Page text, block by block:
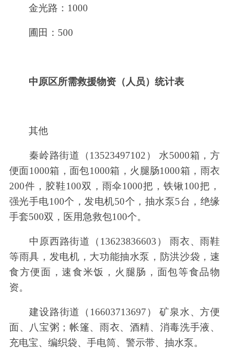
金光路：1000
圃田：500
中原区所需救援物资（人员）统计表
其他
秦岭路街道（13523497102） 水5000箱，方
便面1000箱，面包1000箱，火腿肠1000箱，雨衣
200件，胶鞋100双，雨伞1000把，铁锹100把，
强光手电100个，发电机50个，抽水泵5台，绝缘
手套500双，医用急救包100个。
中原西路街道（13623836603） 雨衣、雨鞋
等雨具，发电机，大功能抽水泵，防洪沙袋，速
食方便面，速食米饭，火腿肠，面包等食品物
资。
建设路街道（16603713697） 矿泉水、方便
面、八宝粥；帐篷、雨衣、酒精、消毒洗手液、
充电宝、编织袋、手电筒、警示带、抽水泵。